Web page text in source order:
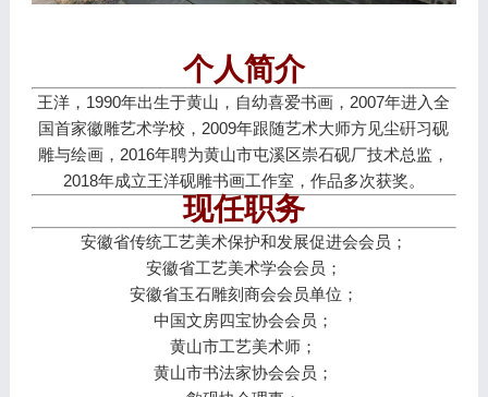
个人简介
王洋，1990年出生于黄山，自幼喜爱书画，2007年进入全
国首家徽雕艺术学校，2009年跟随艺术大师方见尘硏习砚
雕与绘画，2016年聘为黄山市屯溪区崇石砚厂技术总监，
2018年成立王洋砚雕书画工作室，作品多次获奖。
现任职务
安徽省传统工艺美术保护和发展促进会会员；
安徽省工艺美术学会会员；
安徽省玉石雕刻商会会员单位；
中国文房四宝协会会员；
黄山市工艺美术师；
黄山市书法家协会会员；